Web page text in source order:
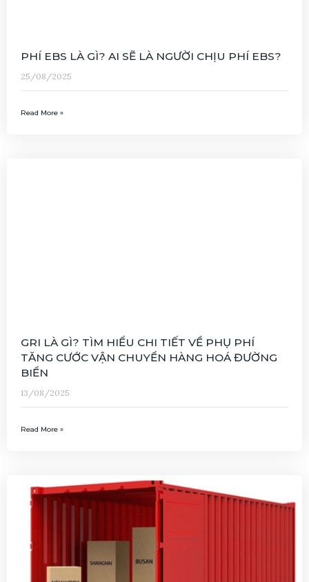
PHÍ EBS LÀ GÌ? AI SẼ LÀ NGƯỜI CHỊU PHÍ EBS?
25/08/2025
Read More »
GRI LÀ GÌ? TÌM HIỂU CHI TIẾT VỀ PHỤ PHÍ
TĂNG CƯỚC VẬN CHUYỂN HÀNG HOÁ ĐƯỜNG
BIỂN
13/08/2025
Read More »